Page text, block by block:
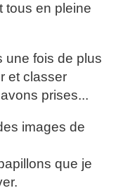
tous en pleine
une fois de plus
et classer
prises...
images de
que je